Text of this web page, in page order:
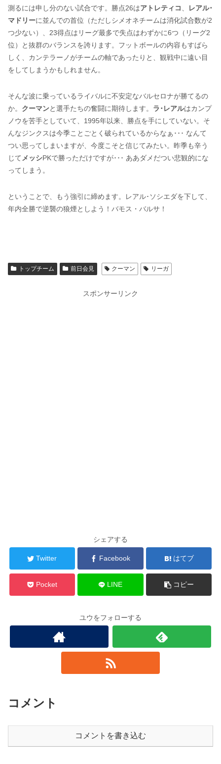
測るには申し分のない試合です。勝点26はアトレティコ、
レアル･
マドリーに並んでの首位（ただしシメオネチームは消化試合数が2
つ少ない）、23得点はリーグ最多で失点はわずかに6つ（リーグ2
位）と抜群のバランスを誇ります。フットボールの内容もすばら
しく、カンテラーノがチームの軸であったりと、観戦中に遠い目
をしてしまうかもしれません。
そんな波に乗っているライバルに不安定なバルセロナが勝てるの
か。 クーマンと選手たちの奮闘に期待します。 ラ･レアルはカンプ
ノウを苦手としていて、1995年以来、勝点を手にしていない。そ
んなジンクスは今季ことごとく破られているからなぁ･･･ なんて
つい思ってしまいますが、今度こそと信じてみたい。昨季も辛う
じてメッシPKで勝っただけですが･･･ ああダメだつい悲観的にな
ってしまう。
ということで、もう強引に締めます。レアル･ソシエダを下して、
年内全勝で逆襲の狼煙としよう！バモス・バルサ！
トップチーム 前日会見 クーマン リーガ
スポンサーリンク
シェアする
Twitter Facebook はてブ
Pocket LINE コピー
ユウをフォローする
コメント
コメントを書き込む